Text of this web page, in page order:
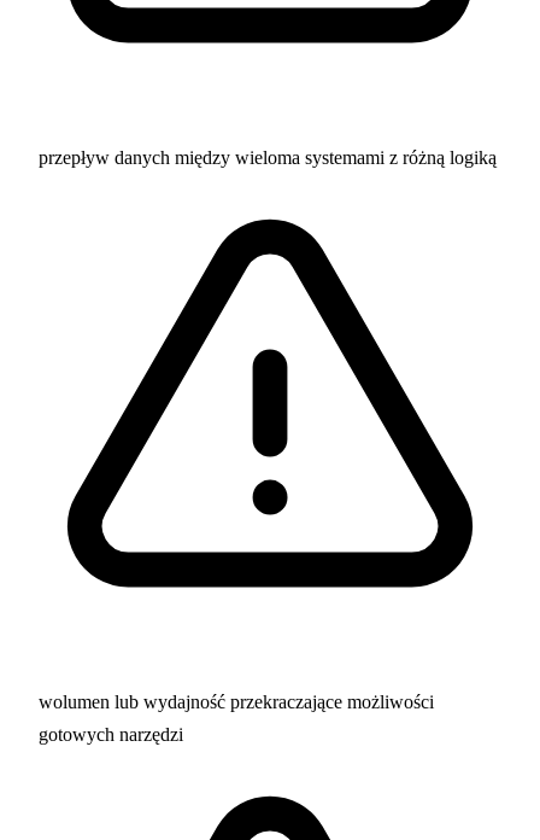
przepływ danych między wieloma systemami z różną logiką
wolumen lub wydajność przekraczające możliwości
gotowych narzędzi